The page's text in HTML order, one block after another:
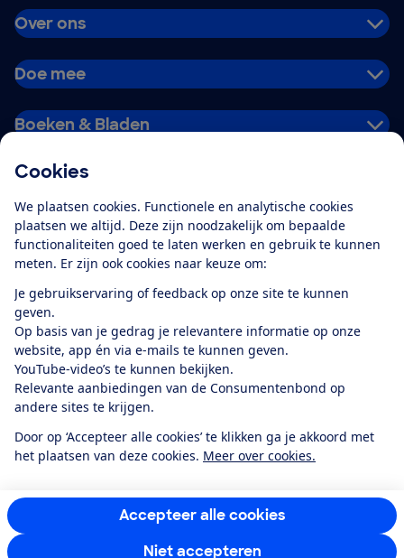
Cookies
We plaatsen cookies. Functionele en analytische cookies
plaatsen we altijd. Deze zijn noodzakelijk om bepaalde
functionaliteiten goed te laten werken en gebruik te kunnen
meten. Er zijn ook cookies naar keuze om:
Je gebruikservaring of feedback op onze site te kunnen
geven.
Op basis van je gedrag je relevantere informatie op onze
website, app én via e-mails te kunnen geven.
YouTube-video’s te kunnen bekijken.
Relevante aanbiedingen van de Consumentenbond op
andere sites te krijgen.
Door op ‘Accepteer alle cookies’ te klikken ga je akkoord met
het plaatsen van deze cookies. Meer over cookies.
Accepteer alle cookies
Niet accepteren
Over ons
Doe mee
Boeken & Bladen
Alles over de
app
Algemene Voorwaarden
Privacyverklaring
Cookiebeleid
Privacyvoorkeuren
Toegankelijkheid
RSS-feed nieuws
Facebook
TwitterInstagram
YoutubeLinkedIn
12.901consumentenbeoordelen de Consumentenbondmet gemiddeld